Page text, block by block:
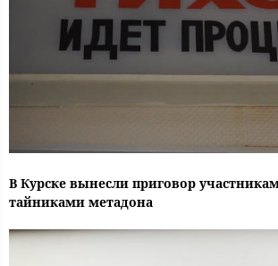
В Курске вынесли приговор
тайниками метадона